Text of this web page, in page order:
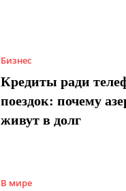
Бизнес
Кредиты ради
поездок: почему
живут в долг
В мире